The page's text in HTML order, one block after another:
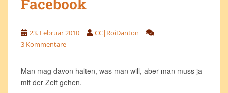
23. Februar 2010
CC|RoiDanton
3 Kommentare
Man mag davon halten, was man will, aber man muss ja
mit der Zeit gehen.